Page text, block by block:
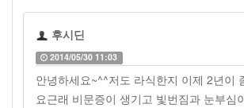
후시딘
2014/05/30 11:03
안녕하세요~^^저도 라식한지 이제 2년이
요근래 비문증이 생기고 빛번짐과 눈부심